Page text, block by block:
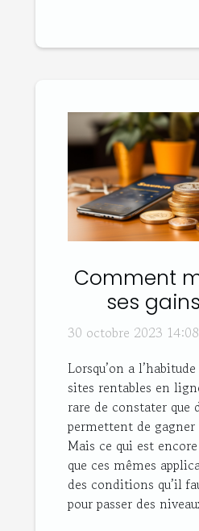
Comment
ses
30 octobre 2023 14:08
Lorsqu’on a
sites rentables en
rare de constater que
permettent de gagner
Mais ce qui est
que ces mêmes
des conditions qu’il
pour passer des